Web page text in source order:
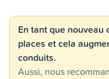
En tant que
places et cela
conduits.
Aussi, nous